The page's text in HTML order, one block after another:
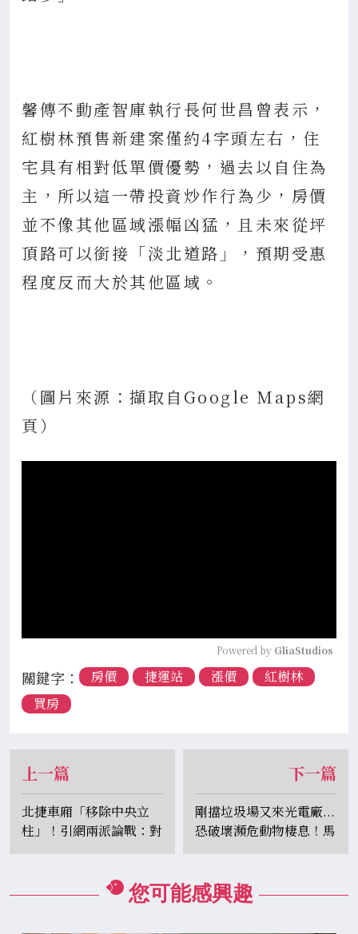
馨傳不動產智庫執行長何世昌曾表示，
紅樹林預售新建案僅約4字頭左右，住
宅具有相對低單價優勢，過去以自住為
主，所以這一帶投資炒作行為少，房價
並不像其他區域漲幅凶猛，且未來從坪
頂路可以銜接「淡北道路」，預期受惠
程度反而大於其他區域。
（圖片來源：擷取自Google Maps網
頁）
Powered by GliaStudios
關鍵字： 房價 捷運站 漲價
紅樹林
買房
上一篇
北捷車廂「移除中央立
柱」！引網兩派論戰：對
矮子不友善
下一篇
剛擋垃圾場又來光電廠...
恐破壞瀕危動物棲息！馬
頭山居民抗議與警衝突
您可能感興趣